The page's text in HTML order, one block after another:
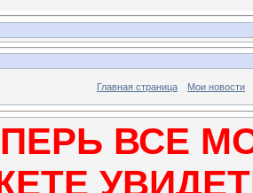
Главная страница Мои новости
ВСЕ